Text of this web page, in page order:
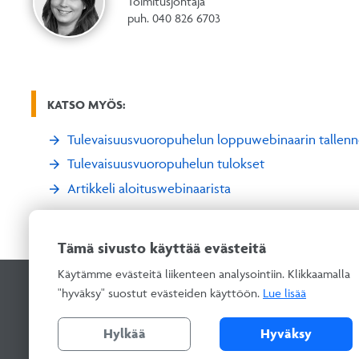
puh. 040 826 6703
KATSO MYÖS:
Tulevaisuusvuoropuhelun loppuwebinaarin
Tulevaisuusvuoropuhelun tulokset
Artikkeli aloituswebinaarista
Seuraa meitä
Tilaa
Tämä sivusto käyttää evästeitä
Käytämme evästeitä liikenteen analysointiin. Klikkaamalla
"hyväksy" suostut evästeiden käyttöön. Lue lisää
Hylkää Hyväksy